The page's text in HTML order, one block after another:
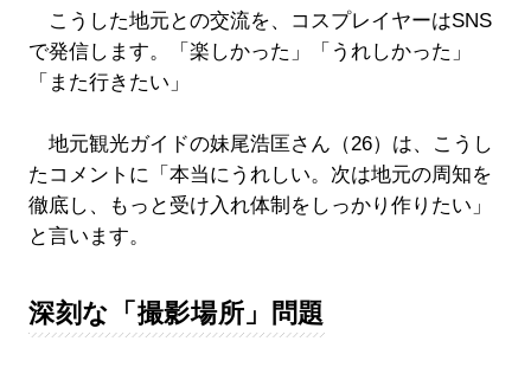
こうした地元との交流を、コスプレイヤーはSNS
で発信します。「楽しかった」「うれしかった」
「また行きたい」
地元観光ガイドの妹尾浩匡さん（26）は、こうし
たコメントに「本当にうれしい。次は地元の周知を
徹底し、もっと受け入れ体制をしっかり作りたい」
と言います。
深刻な「撮影場所」問題